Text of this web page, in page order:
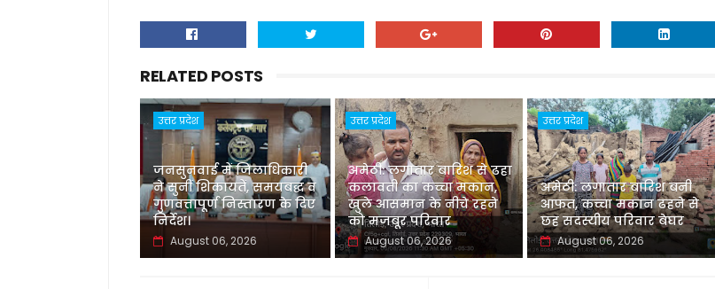
RELATED POSTS
उत्तर प्रदेश
जनसुनवाई में जिलाधिकारी
ने सुनीं शिकायतें, समयबद्ध व
गुणवत्तापूर्ण निस्तारण के दिए
निर्देश।
August 06, 2026
उत्तर प्रदेश
अमेठी: लगातार बारिश से ढहा
कलावती का कच्चा मकान,
खुले आसमान के नीचे रहने
को मजबूर परिवार
August 06, 2026
उत्तर प्रदेश
अमेठी: लगातार बारिश बनी
आफत, कच्चा मकान ढहने से
छह सदस्यीय परिवार बेघर
August 06, 2026